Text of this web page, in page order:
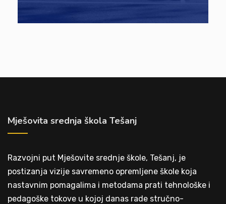
Mješovita srednja škola Tešanj
Razvojni put Mješovite srednje škole, Tešanj, je
postizanja vizije savremeno opremljene škole koja
nastavnim pomagalima i metodama prati tehnološke i
pedagoške tokove u kojoj danas rade stručno-